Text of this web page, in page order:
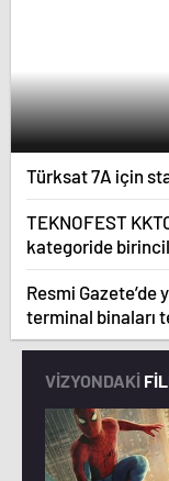
Türksat 7A için
TEKNOFEST
kategoride
Resmi Gazete’de
terminal binaları
VİZYONDAKİ